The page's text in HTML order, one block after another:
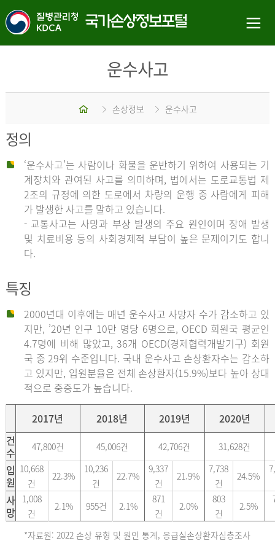
운수사고
홈 손상정보 운수사고
정의
‘운수사고’는 사람이나 화물을 운반하기 위하여 사용되는 기
계장치와 관여된 사고를 의미하며, 법에서는 도로교통법 제
2조의 규정에 의한 도로에서 차량의 운행 중 사람에게 피해
가 발생한 사고를 말하고 있습니다.
- 교통사고는 사망과 부상 발생의 주요 원인이며 장애 발생
및 치료비용 등의 사회경제적 부담이 높은 문제이기도 합니
다.
특징
2000년대 이후에는 매년 운수사고 사망자 수가 감소하고 있
지만, ’20년 인구 10만 명당 6명으로, OECD 회원국 평균인
4.7명에 비해 많았고, 36개 OECD(경제협력개발기구) 회원
국 중 29위 수준입니다. 국내 운수사고 손상환자수는 감소하
고 있지만, 입원분율은 전체 손상환자(15.9%)보다 높아 상대
적으로 중증도가 높습니다.
2017년 2018년 2019년
2020년
건
수
47,800건 45,006건 42,706건 31,628건
입
원
10,668
건
22.3%
10,236
건
22.7%
9,337
건
21.9%
7,738
건
24.5%
사
망
1,008
건
2.1% 955건 2.1%
871
건
2.0%
803
건
2.5%
*자료원: 2022 손상 유형 및 원인 통계, 응급실손상환자심층조사